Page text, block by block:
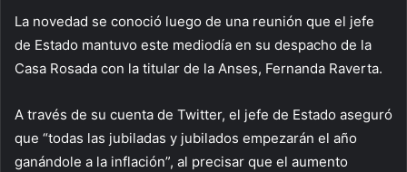
La novedad se conoció luego de una reunión que el jefe
de Estado mantuvo este mediodía en su despacho de la
Casa Rosada con la titular de la Anses, Fernanda Raverta.
A través de su cuenta de Twitter, el jefe de Estado aseguró
que “todas las jubiladas y jubilados empezarán el año
ganándole a la inflación”, al precisar que el aumento